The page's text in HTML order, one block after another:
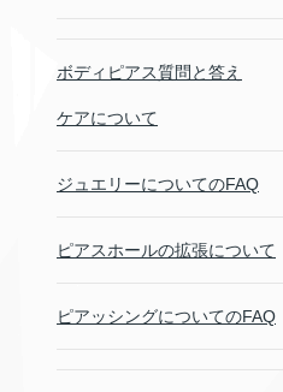
ボディピアス質問と答え
ケアについて
ジュエリーについてのFAQ
ピアスホールの拡張について
ピアッシングについてのFAQ